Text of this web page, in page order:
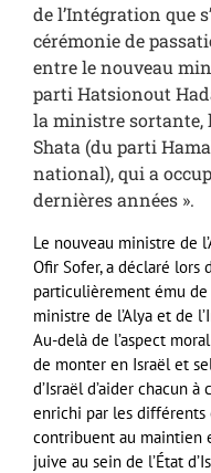
de l’Intégration que
cérémonie de
entre le nouveau
parti Hatsionout
la ministre sortante,
Shata (du parti
national), qui a
dernières années ».
Le nouveau ministre de
Ofir Sofer, a déclaré lors
particulièrement ému
ministre de l’Alya et de
Au-delà de l’aspect
de monter en Israël et
d’Israël d’aider chacun à
enrichi par les différents
contribuent au maintien
juive au sein de l’État